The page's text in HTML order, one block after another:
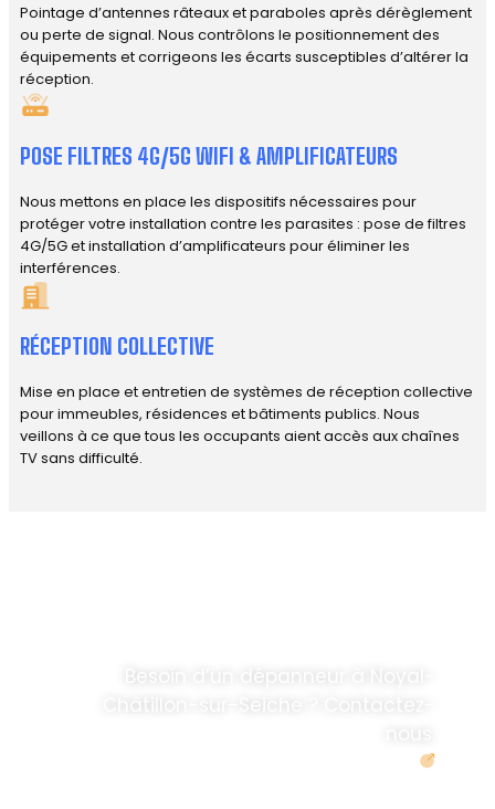
Pointage d’antennes râteaux et paraboles après dérèglement
ou perte de signal. Nous contrôlons le positionnement des
équipements et corrigeons les écarts susceptibles d’altérer la
réception.
POSE FILTRES 4G/5G WIFI & AMPLIFICATEURS
Nous mettons en place les dispositifs nécessaires pour
protéger votre installation contre les parasites : pose de filtres
4G/5G et installation d’amplificateurs pour éliminer les
interférences.
RÉCEPTION COLLECTIVE
Mise en place et entretien de systèmes de réception collective
pour immeubles, résidences et bâtiments publics. Nous
veillons à ce que tous les occupants aient accès aux chaînes
TV sans difficulté.
Besoin d’un dépanneur à Noyal-